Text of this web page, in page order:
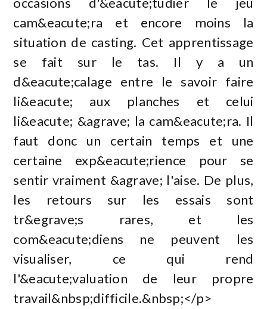
cam&eacute;ra et encore moins la
situation de casting. Cet apprentissage
se fait sur le tas. Il y a un
d&eacute;calage entre le savoir faire
li&eacute; aux planches et celui
li&eacute; &agrave; la cam&eacute;ra. Il
faut donc un certain temps et une
certaine exp&eacute;rience pour se
sentir vraiment &agrave; l'aise. De plus,
les retours sur les essais sont
tr&egrave;s rares, et les
com&eacute;diens ne peuvent les
visualiser, ce qui rend
l'&eacute;valuation de leur propre
travail&nbsp;difficile.&nbsp;</p>